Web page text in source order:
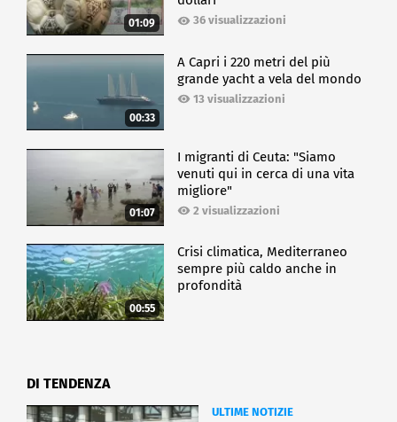
01:09 36 visualizzazioni
00:33
A Capri i 220 metri del più
grande yacht a vela del mondo
13 visualizzazioni
01:07
I migranti di Ceuta: "Siamo
venuti qui in cerca di una vita
migliore"
2 visualizzazioni
00:55
Crisi climatica, Mediterraneo
sempre più caldo anche in
profondità
DI TENDENZA
ULTIME NOTIZIE